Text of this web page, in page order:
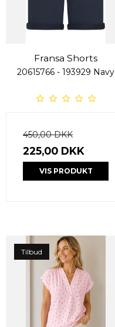
Fransa Shorts
20615766 - 193929 Navy
450,00 DKK
225,00 DKK
VIS PRODUKT
Tilbud